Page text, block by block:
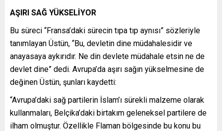
AŞIRI SAĞ YÜKSELİYOR
Bu süreci “Fransa’daki sürecin tıpa tıp aynısı” sözleriyle
tanımlayan Üstün, “Bu, devletin dine müdahalesidir ve
anayasaya aykırıdır. Ne din devlete müdahale etsin ne de
devlet dine” dedi. Avrupa’da aşırı sağın yükselmesine de
değinen Üstün, şunları kaydetti:
“Avrupa’daki sağ partilerin İslam’ı sürekli malzeme olarak
kullanmaları, Belçika’daki birtakım geleneksel partilere de
ilham olmuştur. Özellikle Flaman bölgesinde bu konu bu